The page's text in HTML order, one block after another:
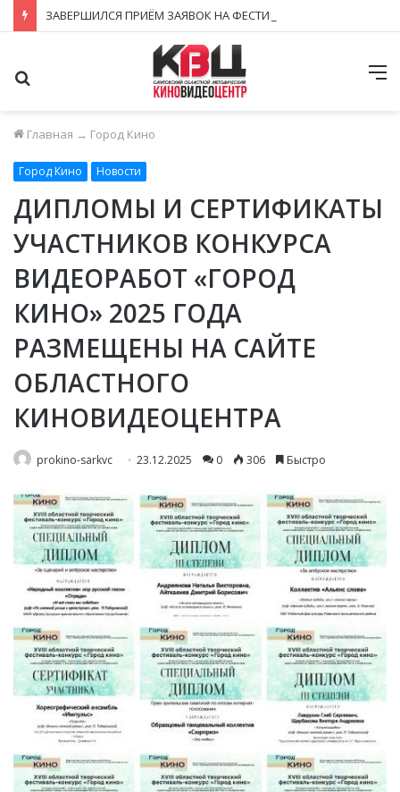
Главная → Город Кино
Город Кино Новости
ДИПЛОМЫ И СЕРТИФИКАТЫ
УЧАСТНИКОВ КОНКУРСА
ВИДЕОРАБОТ «ГОРОД
КИНО» 2025 ГОДА
РАЗМЕЩЕНЫ НА САЙТЕ
ОБЛАСТНОГО
КИНОВИДЕОЦЕНТРА
prokino-sarkvc 23.12.2025 0 306 Быстро